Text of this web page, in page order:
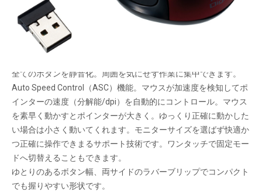
¥5,240+ 税
生産終了品
全てのボタンを静音化。周囲を気にせず作業に集中できます。
Auto Speed Control（ASC）機能。マウスが加速度を検知してポ
インターの速度（分解能/dpi）を自動的にコントロール。マウス
を素早く動かすとポインターが大きく。ゆっくり正確に動かした
い場合は小さく動いてくれます。モニターサイズを選ばず快適か
つ正確に操作できまるサポート技術です。ワンタッチで固定モー
ドへ切替えることもできます。
ゆとりのあるボタン幅、両サイドのラバーブリップでコンパクト
でも握りやすい形状です。